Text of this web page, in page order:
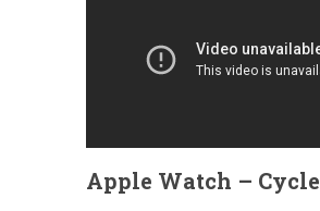
Apple Watch – Cycle